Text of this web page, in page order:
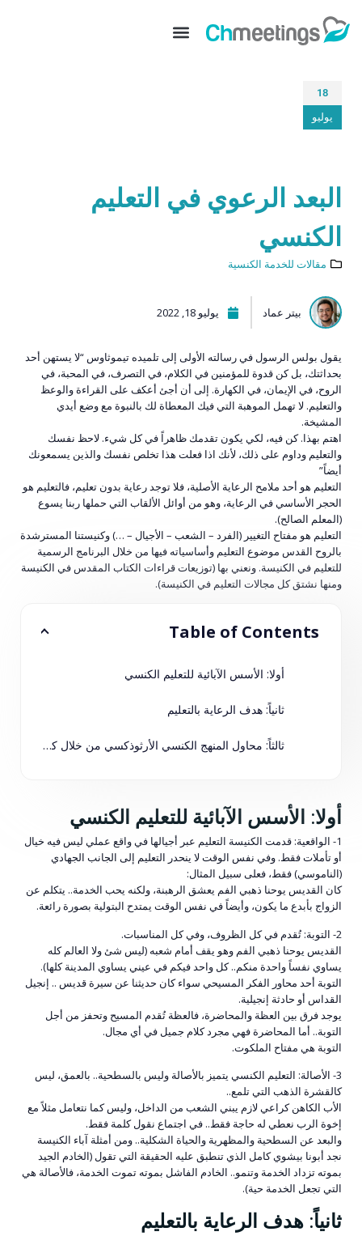
18
يوليو
البعد الرعوي في التعليم
الكنسي
مقالات للخدمة الكنسية
بيتر عماد يوليو 18, 2022
يقول بولس الرسول في رسالته الأولى إلى تلميده تيموثاوس “لا يستهن أحد
بحداثتك، بل كن قدوة للمؤمنين في الكلام، في التصرف، في المحبة، في
الروح، في الإيمان، في الكهارة. إلى أن أجئ أعكف على القراءة والوعظ
والتعليم. لا تهمل الموهبة التي فيك المعطاة لك بالنبوة مع وضع أيدي
المشيخة.
اهتم بهذا. كن فيه، لكي يكون تقدمك ظاهراً في كل شيء. لاحظ نفسك
والتعليم وداوم على ذلك، لأنك اذا فعلت هذا تخلص نفسك والذين يسمعونك
أيضاً”
التعليم هو أحد ملامح الرعاية الأصلية، فلا توجد رعاية بدون تعليم، فالتعليم هو
الحجر الأساسي في الرعاية، وهو من أوائل الألقاب التي حملها ربنا يسوع
(المعلم الصالح).
التعليم هو مفتاح التغيير (الفرد – الشعب – الأجيال – …) وكنيستنا المسترشدة
بالروح القدس موضوع التعليم وأساسياته فيها من خلال البرنامج الرسمية
للتعليم في الكنيسة. ونعني بها (توزيعات قراءات الكتاب المقدس في الكنيسة
ومنها نشتق كل مجالات التعليم في الكنيسة).
Table of Contents
أولا: الأسس الآبائية للتعليم الكنسي
ثانياً: هدف الرعاية بالتعليم
ثالثاً: محاول المنهج الكنسي الأرثوذكسي من خلال كتاب القطمارس
أولا: الأسس الآبائية للتعليم الكنسي
1- الواقعية: قدمت الكنيسة التعليم عبر أجيالها في واقع عملي ليس فيه خيال
أو تأملات فقط. وفي نفس الوقت لا ينحدر التعليم إلى الجانب الجهادي
(الناموسي) فقط، فعلى سبيل المثال:
كان القديس يوحنا ذهبي الفم يعشق الرهبنة، ولكنه يحب الخدمة.. يتكلم عن
الزواج بأبدع ما يكون، وأيضاً في نفس الوقت يمتدح البتولية بصورة رائعة.
2- التوبة: تُقدم في كل الظروف، وفي كل المناسبات.
القديس يوحنا ذهبي الفم وهو يقف أمام شعبه (ليس شئ ولا العالم كله
يساوي نفساً واحدة منكم.. كل واحد فيكم في عيني يساوي المدينة كلها).
التوبة أحد محاور الفكر المسيحي سواء كان حديثنا عن سيرة قديس .. إنجيل
القداس أو حادثة إنجيلية.
يوجد فرق بين العظة والمحاضرة، فالعظة تُقدم المسيح وتحفز من أجل
التوبة.. أما المحاضرة فهي مجرد كلام جميل في أي مجال.
التوبة هي مفتاح الملكوت.
3- الأصالة: التعليم الكنسي يتميز بالأصالة وليس بالسطحية.. بالعمق، ليس
كالقشرة الذهب التي تلمع..
الأب الكاهن كراعي لازم يبني الشعب من الداخل، وليس كما نتعامل مثلاً مع
إخوة الرب نعطي له حاجة فقط.. في اجتماع نقول كلمة فقط.
والبعد عن السطحية والمظهرية والحياة الشكلية.. ومن أمثلة آباء الكنيسة
نجد أبونا بيشوي كامل الذي تنطبق عليه الحقيقة التي تقول (الخادم الجيد
بموته تزداد الخدمة وتنمو.. الخادم الفاشل بموته تموت الخدمة، فالأصالة هي
التي تجعل الخدمة حية).
ثانياً: هدف الرعاية بالتعليم